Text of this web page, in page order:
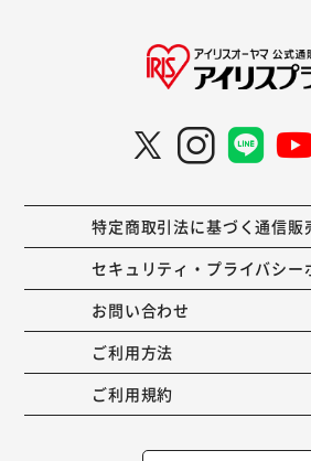
特定商取引法に基づく通信販
セキュリティ・プライバシー
お問い合わせ
ご利用方法
ご利用規約